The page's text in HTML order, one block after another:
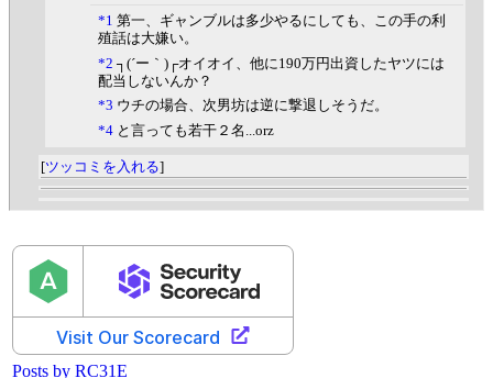
*1 第一、ギャンブルは多少やるにしても、この手の利
殖話は大嫌い。
*2 ┐(´ー｀)┌オイオイ、他に190万円出資したヤツには
配当しないんか？
*3 ウチの場合、次男坊は逆に撃退しそうだ。
*4と言っても若干２名...orz
[ツッコミを入れる]
Posts by RC31E